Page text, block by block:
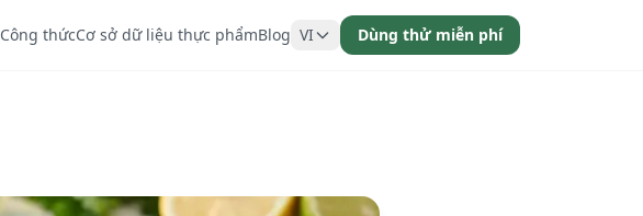
Công thứcCơ sở dữ liệu thực phẩmBlog VI Dùng thử miễn phí